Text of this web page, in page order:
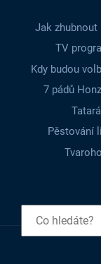
Jak zhubnout
TV
Kdy budou
7 pádů
Pěstování